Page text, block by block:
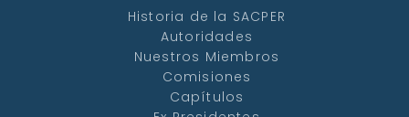
Historia de la SACPER
Autoridades
Nuestros Miembros
Comisiones
Capítulos